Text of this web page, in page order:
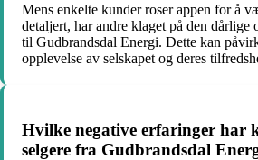
Mens enkelte kunder roser appen for å
detaljert, har andre klaget på den dårlige
til Gudbrandsdal Energi. Dette kan
opplevelse av selskapet og deres
Hvilke negative erfaringer har
selgere fra Gudbrandsdal